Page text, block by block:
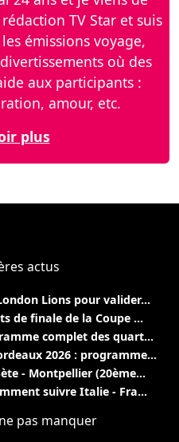
TV Star et suis
émissions voyage,
où des
aux participants :
amour, etc.
plus
actus
Lions pour valider...
de finale de la Coupe ...
complet des quart...
2026 : programme...
- Montpellier (20ème...
suivre Italie - Fra...
pas manquer